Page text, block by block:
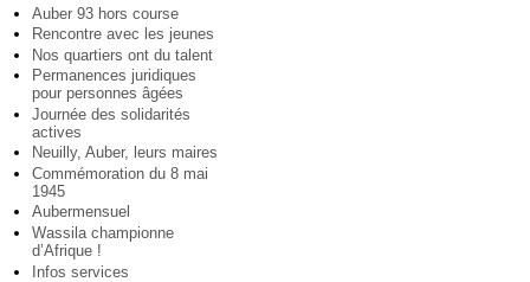
Auber 93 hors course
Rencontre avec les jeunes
Nos quartiers ont du talent
Permanences juridiques
pour personnes âgées
Journée des solidarités
actives
Neuilly, Auber, leurs maires
Commémoration du 8 mai
1945
Aubermensuel
Wassila championne
d’Afrique !
Infos services